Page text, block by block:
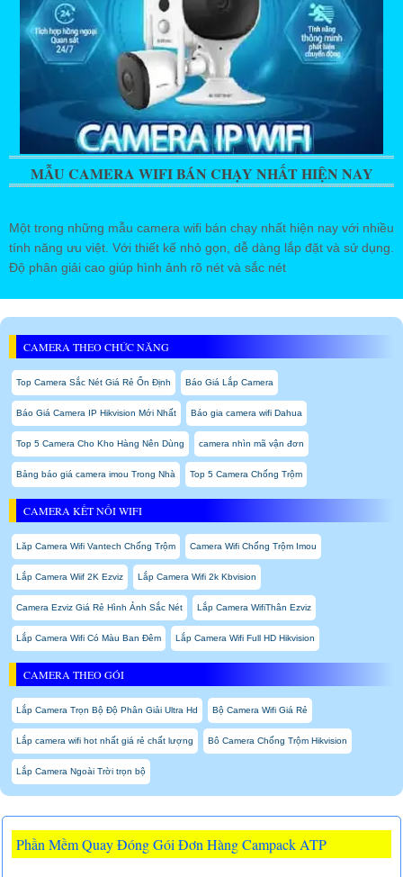
MẪU CAMERA WIFI BÁN CHẠY NHẤT HIỆN NAY
Một trong những mẫu camera wifi bán chạy nhất hiện nay với nhiều
tính năng ưu việt. Với thiết kế nhỏ gọn, dễ dàng lắp đặt và sử dụng.
Độ phân giải cao giúp hình ảnh rõ nét và sắc nét
CAMERA THEO CHỨC NĂNG
Top Camera Sắc Nét Giá Rẻ Ổn Định Báo Giá Lắp Camera
Báo Giá Camera IP Hikvision Mới Nhất Báo gia camera wifi Dahua
Top 5 Camera Cho Kho Hàng Nên Dùng camera nhìn mã vận đơn
Bảng báo giá camera imou Trong Nhà Top 5 Camera Chống Trộm
CAMERA KẾT NỐI WIFI
Lăp Camera Wifi Vantech Chống Trộm Camera Wifi Chống Trộm Imou
Lắp Camera Wiif 2K Ezviz Lắp Camera Wifi 2k Kbvision
Camera Ezviz Giá Rẻ Hình Ảnh Sắc Nét Lắp Camera WifiThân Ezviz
Lắp Camera Wifi Có Màu Ban Đêm Lắp Camera Wifi Full HD Hikvision
CAMERA THEO GÓI
Lắp Camera Trọn Bộ Độ Phân Giải Ultra Hd Bộ Camera Wifi Giá Rẻ
Lắp camera wifi hot nhất giá rẻ chất lượng Bô Camera Chống Trộm Hikvision
Lắp Camera Ngoài Trời trọn bộ
Phần Mềm Quay Đóng Gói Đơn Hàng Campack ATP